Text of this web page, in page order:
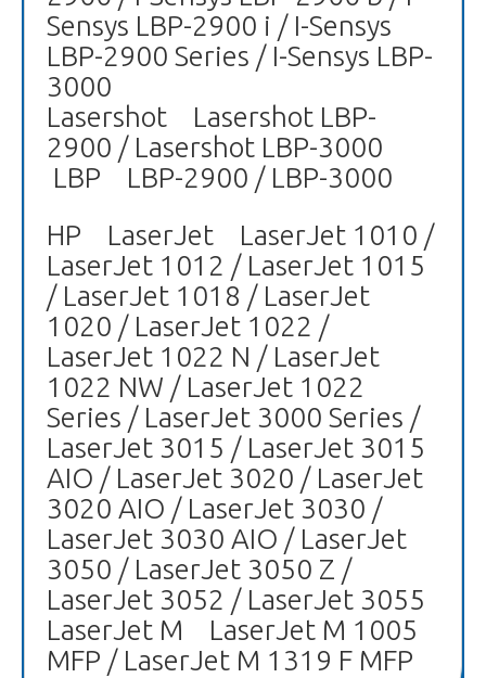
Sensys LBP-2900 i / I-Sensys
LBP-2900 Series / I-Sensys LBP-
3000
Lasershot Lasershot LBP-
2900 / Lasershot LBP-3000
LBP LBP-2900 / LBP-3000
HP LaserJet LaserJet 1010 /
LaserJet 1012 / LaserJet 1015
/ LaserJet 1018 / LaserJet
1020 / LaserJet 1022 /
LaserJet 1022 N / LaserJet
1022 NW / LaserJet 1022
Series / LaserJet 3000 Series /
LaserJet 3015 / LaserJet 3015
AIO / LaserJet 3020 / LaserJet
3020 AIO / LaserJet 3030 /
LaserJet 3030 AIO / LaserJet
3050 / LaserJet 3050 Z /
LaserJet 3052 / LaserJet 3055
LaserJet M LaserJet M 1005
MFP / LaserJet M 1319 F MFP